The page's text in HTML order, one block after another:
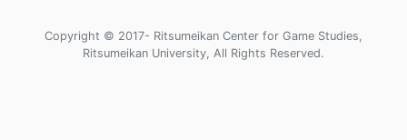
Copyright © 2017- Ritsumeikan Center for Game Studies,
Ritsumeikan University, All Rights Reserved.